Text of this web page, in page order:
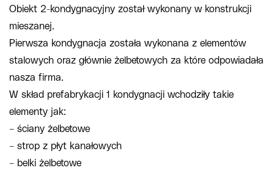
Obiekt 2-kondygnacyjny został wykonany w konstrukcji
mieszanej.
Pierwsza kondygnacja została wykonana z elementów
stalowych oraz głównie żelbetowych za które odpowiadała
nasza firma.
W skład prefabrykacji 1 kondygnacji wchodziły takie
elementy jak:
– ściany żelbetowe
– strop z płyt kanałowych
– belki żelbetowe